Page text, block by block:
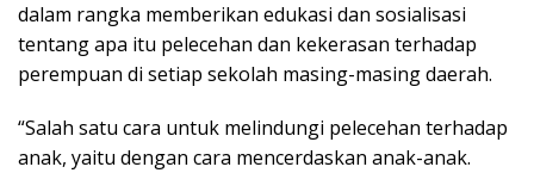
dalam rangka memberikan edukasi dan sosialisasi
tentang apa itu pelecehan dan kekerasan terhadap
perempuan di setiap sekolah masing-masing daerah.
“Salah satu cara untuk melindungi pelecehan terhadap
anak, yaitu dengan cara mencerdaskan anak-anak.